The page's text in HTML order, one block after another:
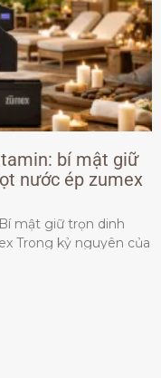
bí mật giữ
nước ép zumex
mật giữ trọn dinh
Trong kỷ nguyên của